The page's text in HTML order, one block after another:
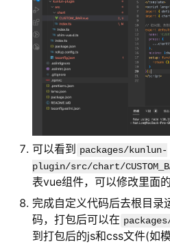
可以看到
packages/kunlun-
plugin/src/chart/
表vue组件，可以修改里面
完成自定义代码后去根目录
码，打包后可以在
到打包后的js和css文件(如